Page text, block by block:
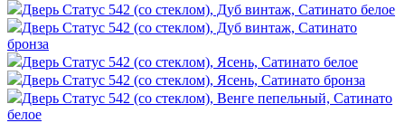
Дверь Статус 542 (со стеклом), Дуб винтаж, Сатинато белое
Дверь Статус 542 (со стеклом), Дуб винтаж, Сатинато
бронза
Дверь Статус 542 (со стеклом), Ясень, Сатинато белое
Дверь Статус 542 (со стеклом), Ясень, Сатинато бронза
Дверь Статус 542 (со стеклом), Венге пепельный, Сатинато
белое